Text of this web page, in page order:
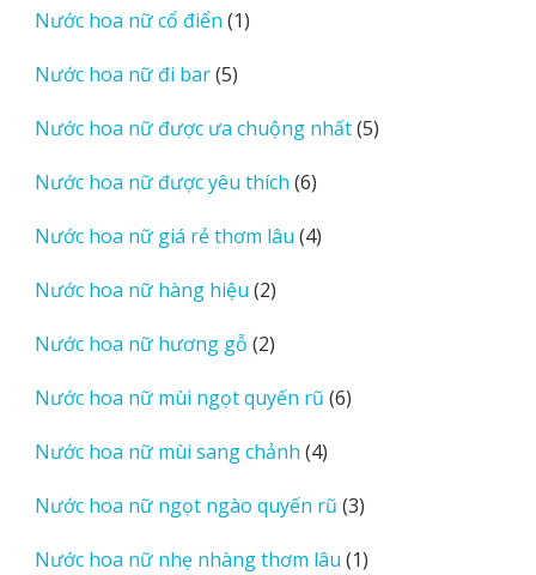
Nước hoa nữ cổ điển 11
Nước hoa nữ đi bar 55
phẩm
Nước hoa nữ được ưa chuộng nhất 55
Nước hoa nữ được yêu thích 66
phẩm
Nước hoa nữ giá rẻ thơm lâu 44
Nước hoa nữ hàng hiệu 22
phẩm
Nước hoa nữ hương gỗ 22
phẩm
Nước hoa nữ mùi ngọt quyến rũ 66
Nước hoa nữ mùi sang chảnh 44
phẩm
Nước hoa nữ ngọt ngào quyến rũ 33
phẩm
Nước hoa nữ nhẹ nhàng thơm lâu 11